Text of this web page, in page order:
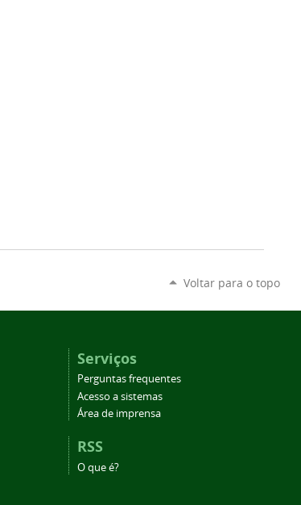
Voltar para o topo
Serviços
Perguntas frequentes
Acesso a sistemas
Área de imprensa
RSS
O que é?